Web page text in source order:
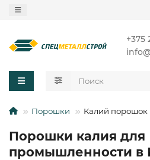
+375
Порошки Калий порошок
Порошки калия для
промышленности в